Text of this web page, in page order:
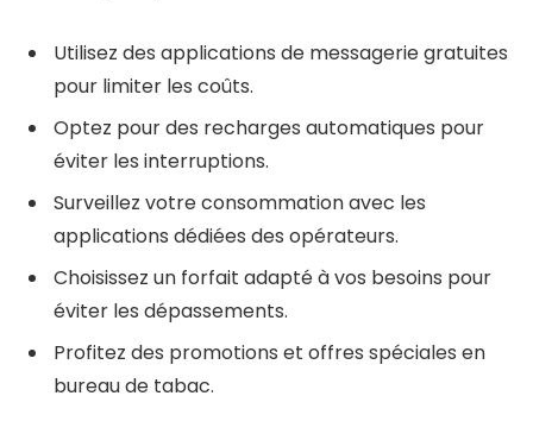
Utilisez des applications de messagerie gratuites
pour limiter les coûts.
Optez pour des recharges automatiques pour
éviter les interruptions.
Surveillez votre consommation avec les
applications dédiées des opérateurs.
Choisissez un forfait adapté à vos besoins pour
éviter les dépassements.
Profitez des promotions et offres spéciales en
bureau de tabac.